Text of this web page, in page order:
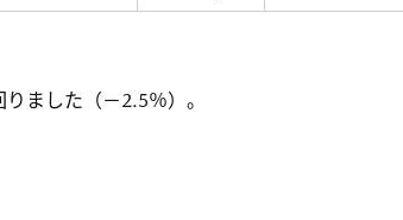
ました（－2.5％）。